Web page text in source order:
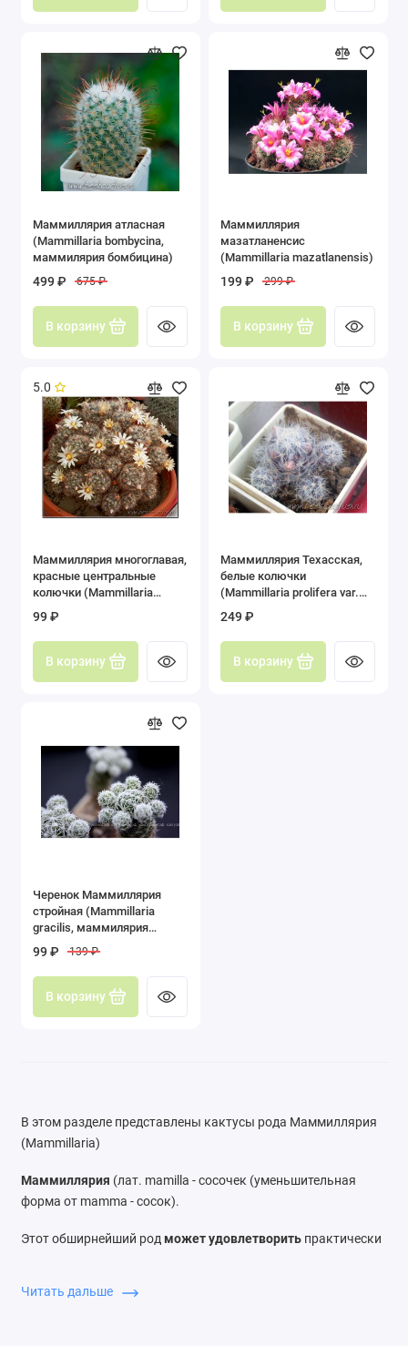
Маммиллярия атласная
(Mammillaria bombycina,
маммилярия бомбицина)
499 ₽ 675 ₽
В корзину
Маммиллярия
мазатланенсис
(Mammillaria mazatlanensis)
199 ₽ 299 ₽
В корзину
5.0
Маммиллярия многоглавая,
красные центральные
колючки (Mammillaria
маммилярия пролифера
мультицепс)
99 ₽
В корзину
Маммиллярия Техасская,
белые колючки
(Mammillaria prolifera var.
пролифера тексана)
249 ₽
В корзину
Черенок Маммиллярия
стройная (Mammillaria
gracilis, маммилярия
99 ₽ 139 ₽
В корзину
В этом разделе представлены кактусы рода Маммиллярия
(Mammillaria)
Маммиллярия (лат. mamilla - сосочек (уменьшительная
форма от mamma - сосок).
Этот обширнейший род может удовлетворить практически
жёсткие, сплетённые в «гнёздышко»; лучистые и перистые;
Читать дальше